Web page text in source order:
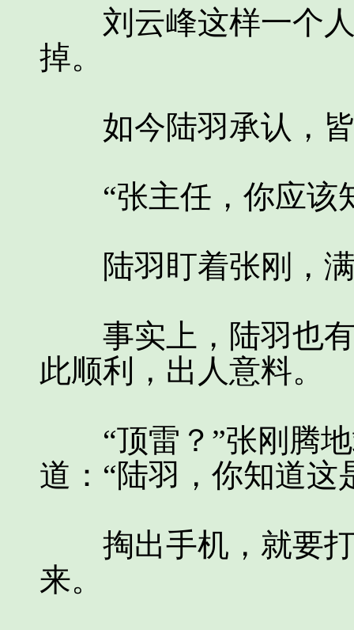
刘云峰这样一个人
掉。
如今陆羽承认，皆
“张主任，你应该
陆羽盯着张刚，满
事实上，陆羽也有
此顺利，出人意料。
“顶雷？”张刚腾地
道：“陆羽，你知道这
掏出手机，就要打
来。